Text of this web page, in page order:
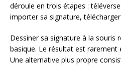
déroule en trois étapes :
importer sa signature,
Dessiner sa signature à la souris
basique. Le résultat est
Une alternative plus propre